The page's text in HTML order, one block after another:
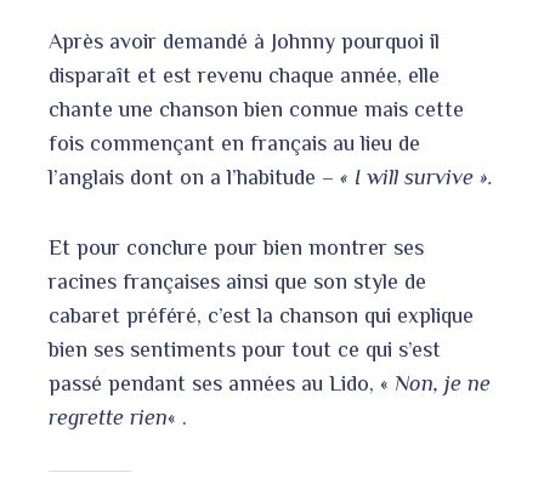
Après avoir demandé à Johnny pourquoi il
disparaît et est revenu chaque année, elle
chante une chanson bien connue mais cette
fois commençant en français au lieu de
l’anglais dont on a l’habitude – « I will survive ».
Et pour conclure pour bien montrer ses
racines françaises ainsi que son style de
cabaret préféré, c’est la chanson qui explique
bien ses sentiments pour tout ce qui s’est
passé pendant ses années au Lido, « Non, je ne
regrette rien« .